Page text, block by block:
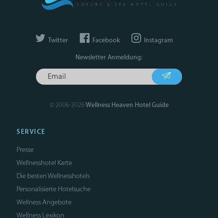
Twitter Facebook Instagram
Newsletter Anmeldung:
© 2006-2026Wellness Heaven Hotel Guide
SERVICE
Presse
Wellnesshotel Karte
Die besten Wellnesshotels
Personalisierte Hotelsuche
Wellness Angebote
Wellness Lexikon